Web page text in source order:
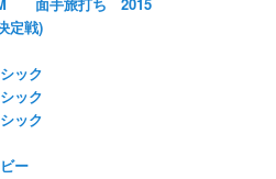
定戦)
ック
ック
ック
ー